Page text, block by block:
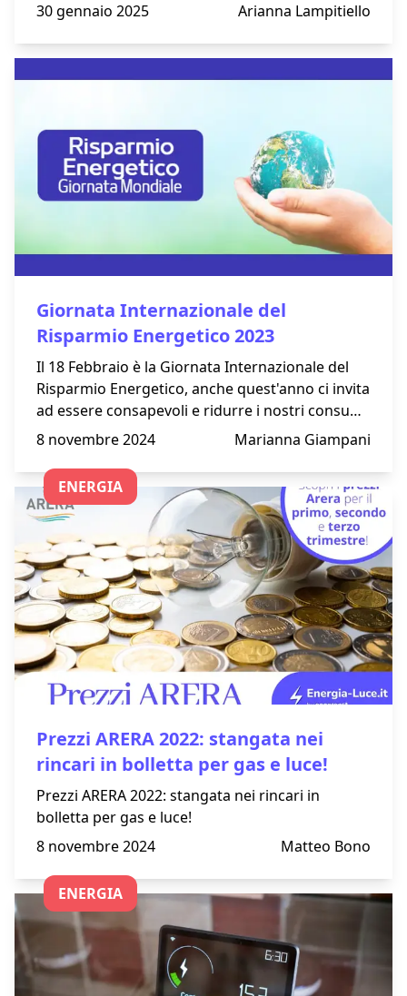
30 gennaio 2025
Arianna Lampitiello
Giornata Internazionale del
Risparmio Energetico 2023
Il 18 Febbraio è la Giornata Internazionale del
Risparmio Energetico, anche quest'anno ci invita
ad essere consapevoli e ridurre i nostri consumi
per aiutare il nostro Pianeta. Ricordandoci che
8 novembre 2024 Marianna Giampani
ENERGIA
Prezzi ARERA 2022: stangata nei
rincari in bolletta per gas e luce!
Prezzi ARERA 2022: stangata nei rincari in
bolletta per gas e luce!
8 novembre 2024
Matteo Bono
ENERGIA